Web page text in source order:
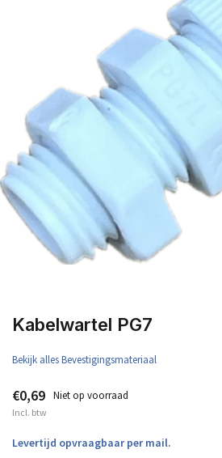
Kabelwartel PG7
Bekijk alles Bevestigingsmateriaal
€0,69 Niet op voorraad
Incl. btw
Levertijd opvraagbaar per mail.